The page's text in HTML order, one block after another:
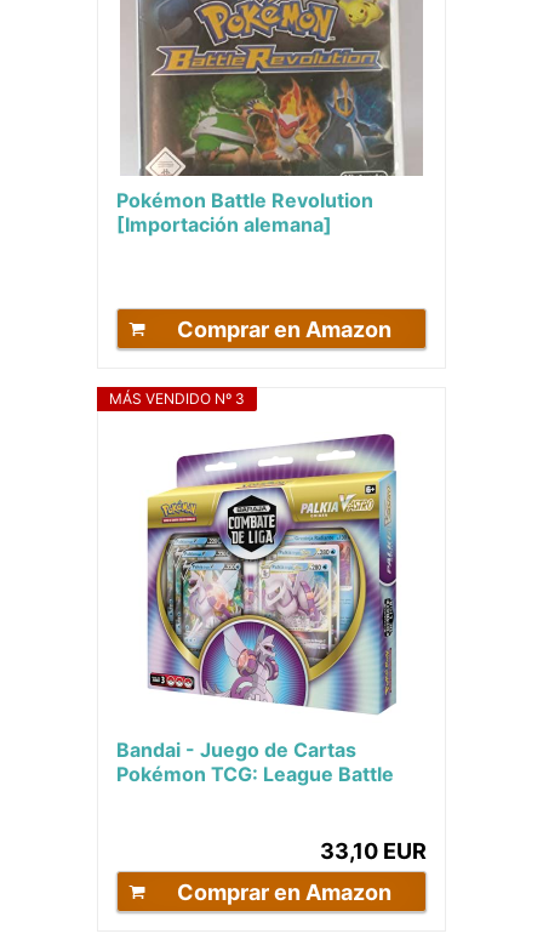
Pokémon Battle Revolution
[Importación alemana]
Comprar en Amazon
MÁS VENDIDO Nº 3
Bandai - Juego de Cartas
Pokémon TCG: League Battle
33,10 EUR
Comprar en Amazon